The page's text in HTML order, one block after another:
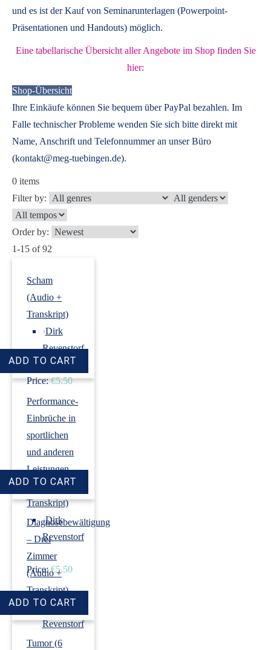
und es ist der Kauf von Seminarunterlagen (Powerpoint-
Präsentationen und Handouts) möglich.
Eine tabellarische Übersicht aller Angebote im Shop finden Sie
hier:
Shop-Übersicht
Ihre Einkäufe können Sie bequem über PayPal bezahlen. Im
Falle technischer Probleme wenden Sie sich bitte direkt mit
Name, Anschrift und Telefonnummer an unser Büro
(kontakt@meg-tuebingen.de).
0 items
Filter by:
Order by:
1-15 of 92
Scham
(Audio +
Transkript)
›Dirk
Revenstorf
Price: €5.50
Performance-
Einbrüche in
sportlichen
und anderen
Leistungen
(Audio +
Transkript)
›Dirk
Revenstorf
Price: €5.50
Diagnosebewältigung
– Drei
Zimmer
(Audio +
Transkript)
›Dirk
Revenstorf
Tumor (6